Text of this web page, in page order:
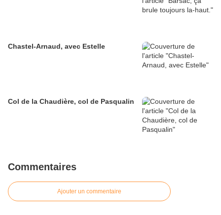
Chastel-Arnaud, avec Estelle
Col de la Chaudière, col de Pasqualin
Commentaires
Ajouter un commentaire